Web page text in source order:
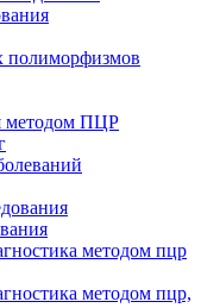
полиморфизмов
методом ПЦР
методом пцр
методом пцр,